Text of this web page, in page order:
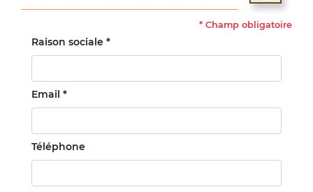
* Champ obligatoire
Raison sociale *
Email *
Téléphone